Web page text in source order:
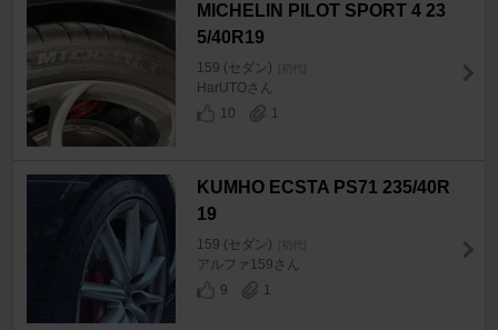
MICHELIN PILOT SPORT 4 23
5/40R19
159 (セダン) [初代]
HarUTOさん
10
1
KUMHO ECSTA PS71 235/40R
19
159 (セダン) [初代]
アルファ159さん
9
1